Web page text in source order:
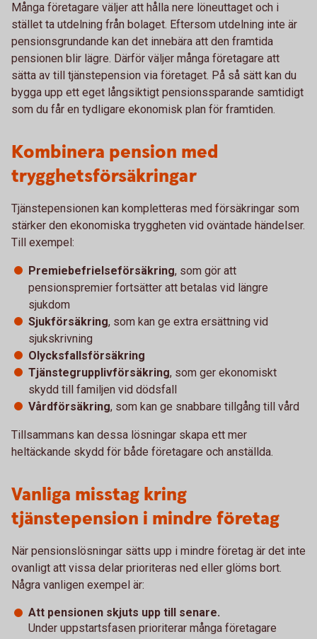
Många företagare väljer att hålla nere löneuttaget och i
stället ta utdelning från bolaget. Eftersom utdelning inte är
pensionsgrundande kan det innebära att den framtida
pensionen blir lägre. Därför väljer många företagare att
sätta av till tjänstepension via företaget. På så sätt kan du
bygga upp ett eget långsiktigt pensionssparande samtidigt
som du får en tydligare ekonomisk plan för framtiden.
Kombinera pension med
trygghetsförsäkringar
Tjänstepensionen kan kompletteras med försäkringar som
stärker den ekonomiska tryggheten vid oväntade händelser.
Till exempel:
Premiebefrielseförsäkring, som gör att
pensionspremier fortsätter att betalas vid längre
sjukdom
Sjukförsäkring, som kan ge extra ersättning vid
sjukskrivning
Olycksfallsförsäkring
Tjänstegrupplivförsäkring, som ger ekonomiskt
skydd till familjen vid dödsfall
Vårdförsäkring, som kan ge snabbare tillgång till vård
Tillsammans kan dessa lösningar skapa ett mer
heltäckande skydd för både företagare och anställda.
Vanliga misstag kring
tjänstepension i mindre företag
När pensionslösningar sätts upp i mindre företag är det inte
ovanligt att vissa delar prioriteras ned eller glöms bort.
Några vanligen exempel är:
Att pensionen skjuts upp till senare.
Under uppstartsfasen prioriterar många företagare